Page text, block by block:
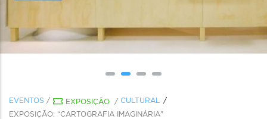
EVENTOS / EXPOSIÇÃO / CULTURAL
EXPOSIÇÃO: “CARTOGRAFIA IMAGINÁRIA"